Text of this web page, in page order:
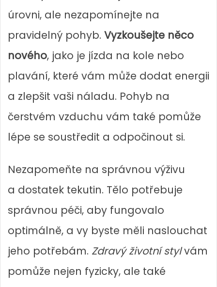
úrovni, ale nezapomínejte na
pravidelný pohyb. Vyzkoušejte něco
nového, jako je jízda na kole nebo
plavání, které vám může dodat energii
a zlepšit vaši náladu. Pohyb na
čerstvém vzduchu vám také pomůže
lépe se soustředit a odpočinout si.
Nezapomeňte na správnou výživu
a dostatek tekutin. Tělo potřebuje
správnou péči, aby fungovalo
optimálně, a vy byste měli naslouchat
jeho potřebám. Zdravý životní stylvám
pomůže nejen fyzicky, ale také